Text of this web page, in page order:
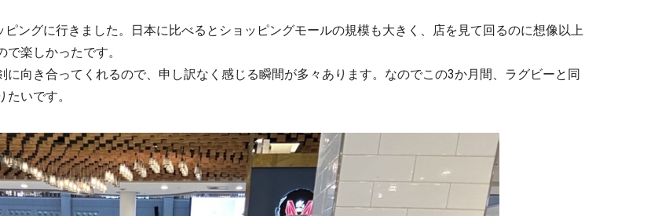
ングに行きました。日本に比べるとショッピングモールの規模も大きく、店を見て回るのに想像以上
楽しかったです。
向き合ってくれるので、申し訳なく感じる瞬間が多々あります。なのでこの3か月間、ラグビーと同
いです。